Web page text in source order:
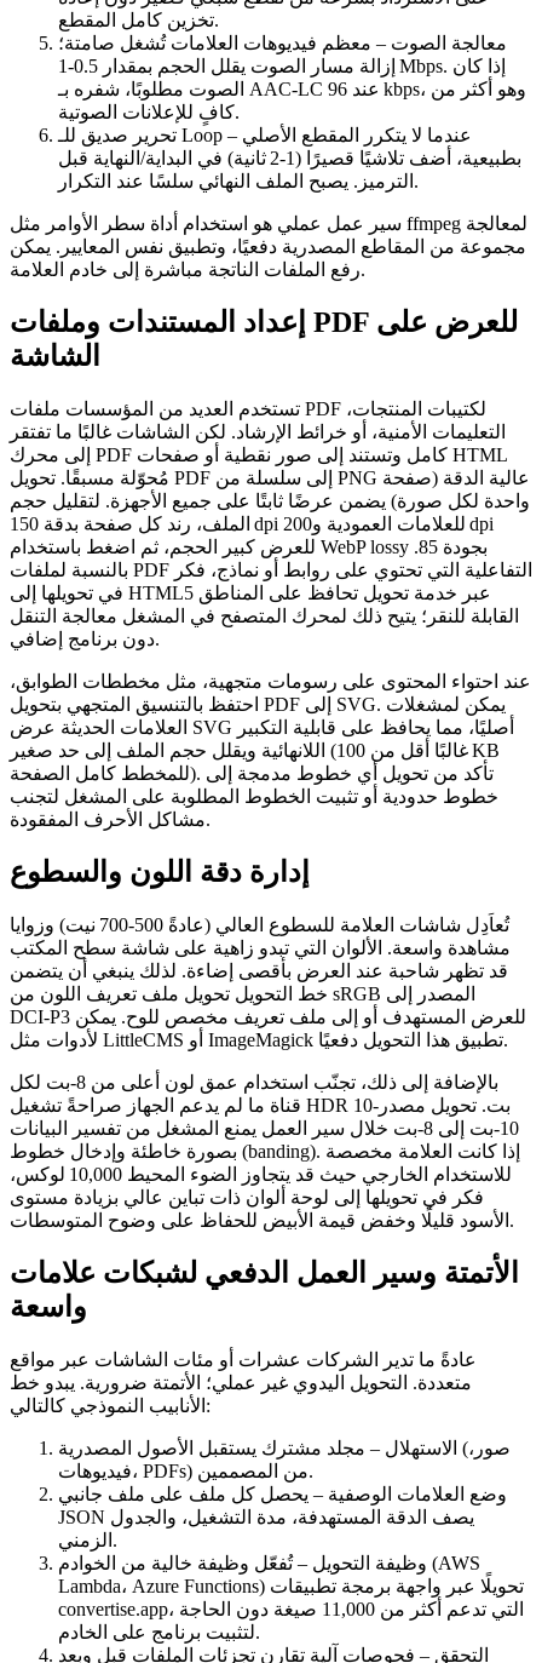
تخزين كامل المقطع.
معالجة الصوت – معظم فيديوهات العلامات تُشغل صامتة؛
إزالة مسار الصوت يقلل الحجم بمقدار 0.5‑1 Mbps. إذا كان
الصوت مطلوبًا، شفره بـ AAC‑LC عند 96 kbps، وهو أكثر من
كافٍ للإعلانات الصوتية.
تحرير صديق للـ Loop – عندما لا يتكرر المقطع الأصلي
بطبيعية، أضف تلاشيًا قصيرًا (1‑2 ثانية) في البداية/النهاية قبل
الترميز. يصبح الملف النهائي سلسًا عند التكرار.
ffmpeg
مجموعة من المقاطع المصدرية دفعيًا، وتطبيق نفس المعايير. يمكن
رفع الملفات الناتجة مباشرة إلى خادم العلامة.
إعداد المستندات وملفات PDF للعرض على
الشاشة
تستخدم العديد من المؤسسات ملفات PDF لكتيبات المنتجات،
التعليمات الأمنية، أو خرائط الإرشاد. لكن الشاشات غالبًا ما تفتقر
إلى محرك PDF كامل وتستند إلى صور نقطية أو صفحات HTML
مُحوّلة مسبقًا. تحويل PDF إلى سلسلة من PNG عالية الدقة (صفحة
واحدة لكل صورة) يضمن عرضًا ثابتًا على جميع الأجهزة. لتقليل حجم
الملف، رند كل صفحة بدقة 150 dpi للعلامات العمودية و200 dpi
WebP lossy
بالنسبة لملفات PDF التفاعلية التي تحتوي على روابط أو نماذج، فكر
HTML5
القابلة للنقر؛ يتيح ذلك لمحرك المتصفح في المشغل معالجة التنقل
دون برنامج إضافي.
عند احتواء المحتوى على رسومات متجهية، مثل مخططات الطوابق،
SVG. يمكن لمشغلات
العلامات الحديثة عرض SVG أصليًا، مما يحافظ على قابلية التكبير
اللانهائية ويقلل حجم الملف إلى حد صغير (غالبًا أقل من 100 KB
للمخطط كامل الصفحة). تأكد من تحويل أي خطوط مدمجة إلى
خطوط حدودية أو تثبيت الخطوط المطلوبة على المشغل لتجنب
مشاكل الأحرف المفقودة.
إدارة دقة اللون والسطوع
تُعاَدِل شاشات العلامة للسطوع العالي (عادةً 500‑700 نيت) وزوايا
مشاهدة واسعة. الألوان التي تبدو زاهية على شاشة سطح المكتب
قد تظهر شاحبة عند العرض بأقصى إضاءة. لذلك ينبغي أن يتضمن
خط التحويل تحويل ملف تعريف اللون من sRGB المصدر إلى
DCI‑P3 للعرض المستهدف أو إلى ملف تعريف مخصص للوح. يمكن
لأدوات مثل LittleCMS أو ImageMagick تطبيق هذا التحويل دفعيًا.
بالإضافة إلى ذلك، تجنّب استخدام عمق لون أعلى من 8‑بت لكل
قناة ما لم يدعم الجهاز صراحةً تشغيل HDR 10‑بت. تحويل مصدر
10‑بت إلى 8‑بت خلال سير العمل يمنع المشغل من تفسير البيانات
بصورة خاطئة وإدخال خطوط (banding). إذا كانت العلامة مخصصة
للاستخدام الخارجي حيث قد يتجاوز الضوء المحيط 10,000 لوكس،
فكر في تحويلها إلى لوحة ألوان ذات تباين عالي بزيادة مستوى
الأسود قليلًا وخفض قيمة الأبيض للحفاظ على وضوح المتوسطات.
الأتمتة وسير العمل الدفعي لشبكات علامات
واسعة
عادةً ما تدير الشركات عشرات أو مئات الشاشات عبر مواقع
متعددة. التحويل اليدوي غير عملي؛ الأتمتة ضرورية. يبدو خط
الأنابيب النموذجي كالتالي:
الاستهلال – مجلد مشترك يستقبل الأصول المصدرية (صور،
فيديوهات، PDFs) من المصممين.
وضع العلامات الوصفية – يحصل كل ملف على ملف جانبي
JSON يصف الدقة المستهدفة، مدة التشغيل، والجدول
الزمني.
وظيفة التحويل – تُفعّل وظيفة خالية من الخوادم (AWS
Lambda، Azure Functions) تحويلًا عبر واجهة برمجة تطبيقات
convertise.app، التي تدعم أكثر من 11,000 صيغة دون الحاجة
لتثبيت برنامج على الخادم.
التحقق – فحوصات آلية تقارن تجزئات الملفات قبل وبعد